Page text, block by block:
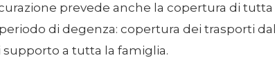
prevede anche la copertura di tutta
di degenza: copertura dei trasporti
a tutta la famiglia.